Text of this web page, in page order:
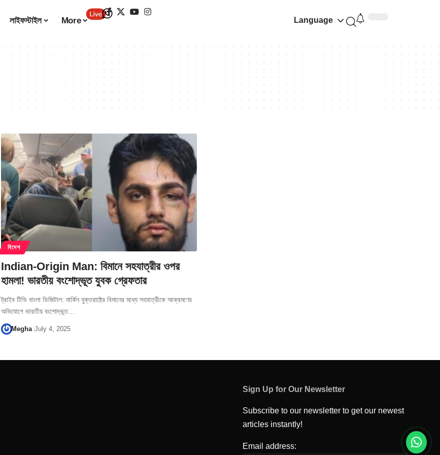
লাইফস্টাইল More Language
বিদেশ
Indian-Origin Man: বিমানে সহযাত্রীর ওপর
হামলা! ভারতীয় বংশোদ্ভূত যুবক গ্রেফতার
ট্রাইব টিভি বাংলা ডিজিটাল: মার্কিন যুক্তরাষ্ট্রে বিমানের মধ্যে সহযাত্রীকে আক্রমণের
অভিযোগে ভারতীয় বংশোদ্ভূত…
Megha July 4, 2025
Sign Up for Our Newsletter
Subscribe to our newsletter to get our newest
articles instantly!
Email address: